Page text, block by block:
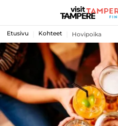
Etusivu Kohteet Hovipoika